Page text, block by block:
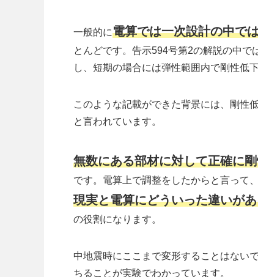
一般的に電算では一次設計の中で
とんどです。告示594号第2の解説の中
し、短期の場合には弾性範囲内で剛性低
このような記載ができた背景には、剛性
と言われています。
無数にある部材に対して正確に
です。電算上で調整をしたからと言って
現実と電算にどういった違いが
の役割になります。
中地震時にここまで変形することはない
ちることが実験でわかっています。